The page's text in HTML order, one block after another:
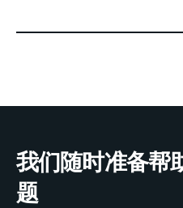
我们随时准备帮
题